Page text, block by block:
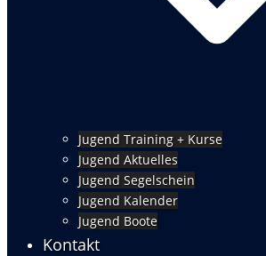
Jugend Training + Kurse
Jugend Aktuelles
Jugend Segelschein
Jugend Kalender
Jugend Boote
Kontakt